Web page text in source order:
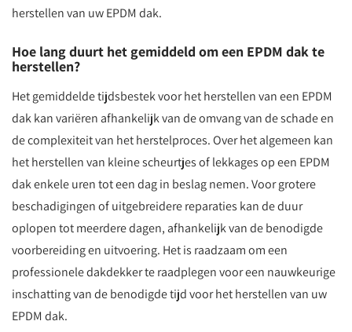
herstellen van uw EPDM dak.
Hoe lang duurt het gemiddeld om een EPDM dak te
herstellen?
Het gemiddelde tijdsbestek voor het herstellen van een EPDM
dak kan variëren afhankelijk van de omvang van de schade en
de complexiteit van het herstelproces. Over het algemeen kan
het herstellen van kleine scheurtjes of lekkages op een EPDM
dak enkele uren tot een dag in beslag nemen. Voor grotere
beschadigingen of uitgebreidere reparaties kan de duur
oplopen tot meerdere dagen, afhankelijk van de benodigde
voorbereiding en uitvoering. Het is raadzaam om een
professionele dakdekker te raadplegen voor een nauwkeurige
inschatting van de benodigde tijd voor het herstellen van uw
EPDM dak.